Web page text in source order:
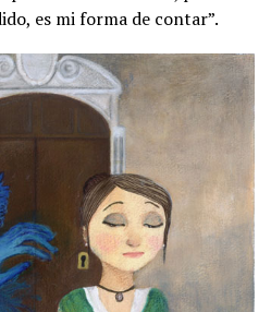
es mi forma de contar”.